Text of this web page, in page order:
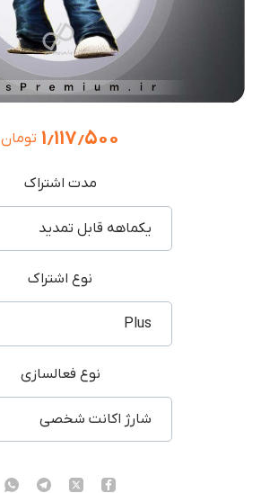
۱٫۱۱۷٫۵۰۰ تومان
مدت اشتراک
یکماهه قابل تمدید
نوع اشتراک
Plus
نوع فعالسازی
شارژ اکانت شخصی